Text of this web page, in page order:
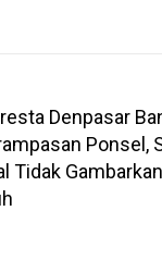
Denpasar
Ponsel,
Tidak